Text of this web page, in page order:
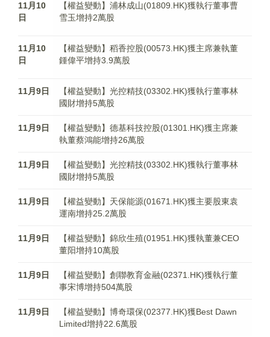
11月10
日
【權益變動】浦林成山(01809.HK)獲執行董事曹
雪玉增持2萬股
11月10
日
【權益變動】稻香控股(00573.HK)獲主席兼執董
鍾偉平增持3.9萬股
11月9日
【權益變動】光控精技(03302.HK)獲執行董事林
國財增持5萬股
11月9日
【權益變動】德基科技控股(01301.HK)獲主席兼
執董蔡鴻能增持26萬股
11月9日
【權益變動】光控精技(03302.HK)獲執行董事林
國財增持5萬股
11月9日
【權益變動】天保能源(01671.HK)獲主要股東袁
運南增持25.2萬股
11月9日
【權益變動】錦欣生殖(01951.HK)獲執董兼CEO
董阳增持10萬股
11月9日
【權益變動】創聯教育金融(02371.HK)獲執行董
事宋博增持504萬股
11月9日
【權益變動】博奇環保(02377.HK)獲Best Dawn
Limited增持22.6萬股